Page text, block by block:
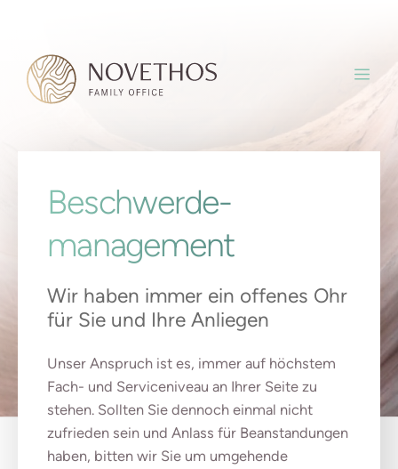
Beschwerde­
management
Wir haben immer ein offenes Ohr
für Sie und Ihre Anliegen
Unser Anspruch ist es, immer auf höchstem
Fach- und Serviceniveau an Ihrer Seite zu
stehen. Sollten Sie dennoch einmal nicht
zufrieden sein und Anlass für Beanstandungen
haben, bitten wir Sie um umgehende